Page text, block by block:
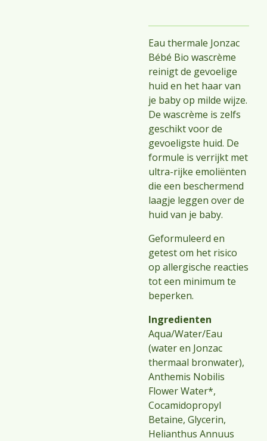
Eau thermale Jonzac
Bébé Bio wascrème
reinigt de gevoelige
huid en het haar van
je baby op milde wijze.
De wascrème is zelfs
geschikt voor de
gevoeligste huid. De
formule is verrijkt met
ultra-rijke emoliënten
die een beschermend
laagje leggen over de
huid van je baby.
Geformuleerd en
getest om het risico
op allergische reacties
tot een minimum te
beperken.
Ingredienten
Aqua/Water/Eau
(water en Jonzac
thermaal bronwater),
Anthemis Nobilis
Flower Water*,
Cocamidopropyl
Betaine, Glycerin,
Helianthus Annuus